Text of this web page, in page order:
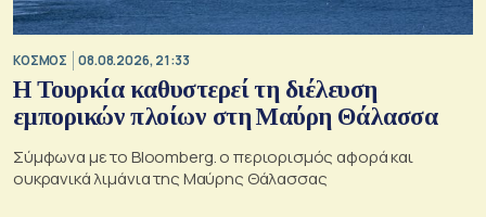
ΚΟΣΜΟΣ 08.08.2026, 21:33
Η Τουρκία καθυστερεί τη διέλευση
εμπορικών πλοίων στη Μαύρη Θάλασσα
Σύμφωνα με το Bloomberg. ο περιορισμός αφορά και
ουκρανικά λιμάνια της Μαύρης Θάλασσας